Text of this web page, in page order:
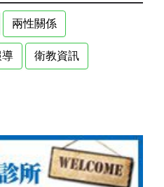
兩性關係
衛教資訊